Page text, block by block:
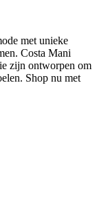
met unieke
Costa Mani
zijn ontworpen om
Shop nu met